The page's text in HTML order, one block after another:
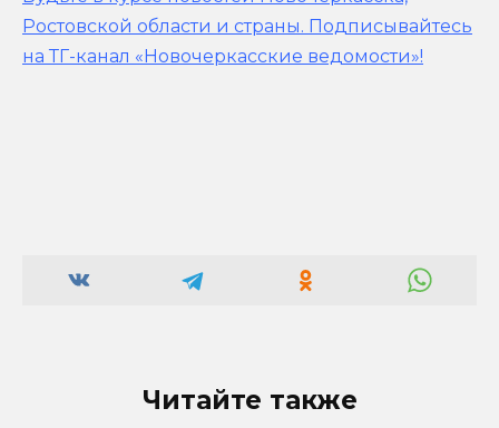
Ростовской области и страны. Подписывайтесь
на ТГ-канал «Новочеркасские ведомости»!
Читайте также